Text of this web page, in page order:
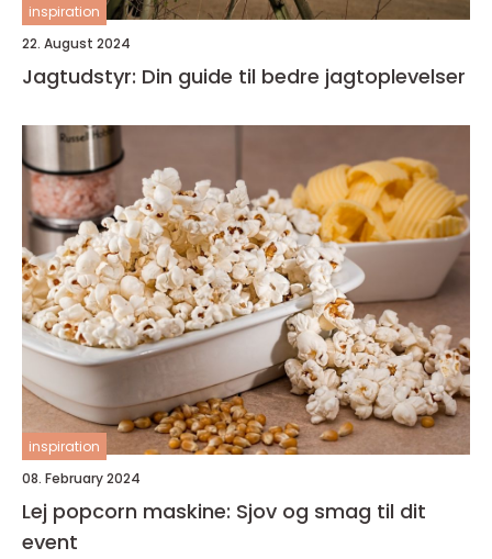
inspiration
22. August 2024
Jagtudstyr: Din guide til bedre jagtoplevelser
inspiration
08. February 2024
Lej popcorn maskine: Sjov og smag til dit
event